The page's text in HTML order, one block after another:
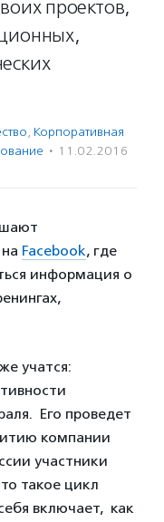
проектов,
, Корпоративная
· 11.02.2016
Facebook, где
информация о
учатся:
Его проведет
компании
участники
такое цикл
включает, как